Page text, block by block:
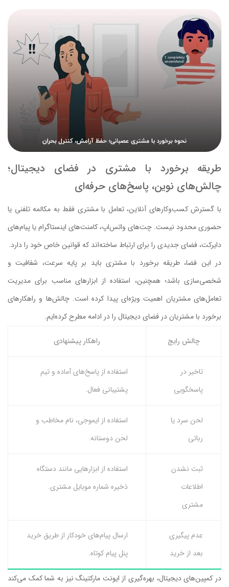
طریقه برخورد با مشتری در فضای دیجیتال؛
چالش‌های نوین، پاسخ‌های حرفه‌ای
با گسترش کسب‌وکارهای آنلاین، تعامل با مشتری فقط به مکالمه تلفنی یا
حضوری محدود نیست. چت‌های واتس‌اپ، کامنت‌های اینستاگرام یا پیام‌های
دایرکت، فضای جدیدی را برای ارتباط ساخته‌اند که قوانین خاص خود را دارد.
در این فضا، طریقه برخورد با مشتری باید بر پایه سرعت، شفافیت و
شخصی‌سازی باشد؛ همچنین، استفاده از ابزارهای مناسب برای مدیریت
تعامل‌های مشتریان اهمیت ویژه‌ای پیدا کرده است. چالش‌ها و راهکارهای
برخورد با مشتریان در فضای دیجیتال را در ادامه مطرح کرده‌ایم.
چالش رایج راهکار پیشنهادی
تاخیر در
پاسخگویی
استفاده از پاسخ‌های آماده و تیم
پشتیبانی فعال.
لحن سرد یا
رباتی
استفاده از ایموجی، نام مخاطب و
لحن دوستانه.
ثبت نشدن
اطلاعات
مشتری
استفاده از ابزارهایی مانند دستگاه
ذخیره شماره موبایل مشتری.
عدم پیگیری
بعد از خرید
ارسال پیام‌های خودکار از طریق خرید
پنل پیام کوتاه.
در کمپین‌های دیجیتال، بهره‌گیری از ایونت مارکتینگ نیز به شما کمک می‌کند